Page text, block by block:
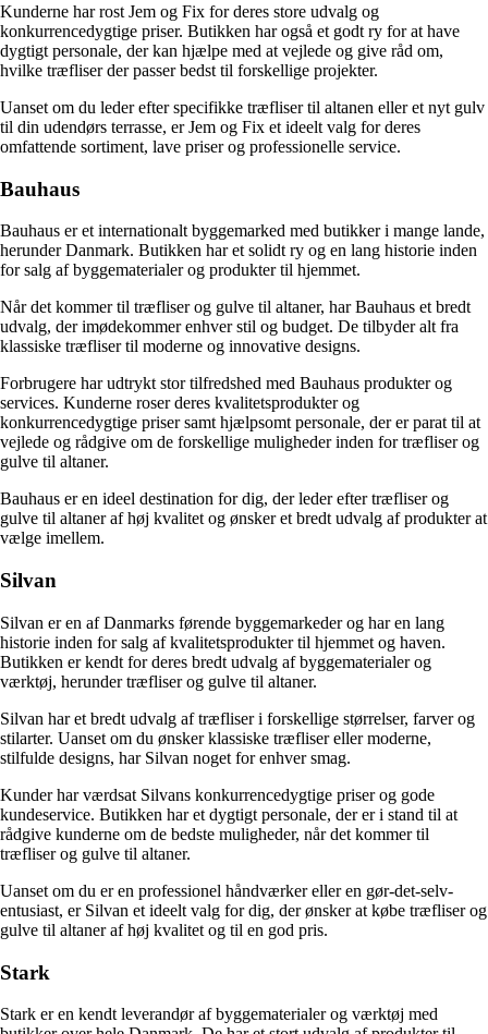
Kunderne har rost Jem og Fix for deres store udvalg og
konkurrencedygtige priser. Butikken har også et godt ry for at have
dygtigt personale, der kan hjælpe med at vejlede og give råd om,
hvilke træfliser der passer bedst til forskellige projekter.
Uanset om du leder efter specifikke træfliser til altanen eller et nyt gulv
til din udendørs terrasse, er Jem og Fix et ideelt valg for deres
omfattende sortiment, lave priser og professionelle service.
Bauhaus
Bauhaus er et internationalt byggemarked med butikker i mange lande,
herunder Danmark. Butikken har et solidt ry og en lang historie inden
for salg af byggematerialer og produkter til hjemmet.
Når det kommer til træfliser og gulve til altaner, har Bauhaus et bredt
udvalg, der imødekommer enhver stil og budget. De tilbyder alt fra
klassiske træfliser til moderne og innovative designs.
Forbrugere har udtrykt stor tilfredshed med Bauhaus produkter og
services. Kunderne roser deres kvalitetsprodukter og
konkurrencedygtige priser samt hjælpsomt personale, der er parat til at
vejlede og rådgive om de forskellige muligheder inden for træfliser og
gulve til altaner.
Bauhaus er en ideel destination for dig, der leder efter træfliser og
gulve til altaner af høj kvalitet og ønsker et bredt udvalg af produkter at
vælge imellem.
Silvan
Silvan er en af Danmarks førende byggemarkeder og har en lang
historie inden for salg af kvalitetsprodukter til hjemmet og haven.
Butikken er kendt for deres bredt udvalg af byggematerialer og
værktøj, herunder træfliser og gulve til altaner.
Silvan har et bredt udvalg af træfliser i forskellige størrelser, farver og
stilarter. Uanset om du ønsker klassiske træfliser eller moderne,
stilfulde designs, har Silvan noget for enhver smag.
Kunder har værdsat Silvans konkurrencedygtige priser og gode
kundeservice. Butikken har et dygtigt personale, der er i stand til at
rådgive kunderne om de bedste muligheder, når det kommer til
træfliser og gulve til altaner.
Uanset om du er en professionel håndværker eller en gør-det-selv-
entusiast, er Silvan et ideelt valg for dig, der ønsker at købe træfliser og
gulve til altaner af høj kvalitet og til en god pris.
Stark
Stark er en kendt leverandør af byggematerialer og værktøj med